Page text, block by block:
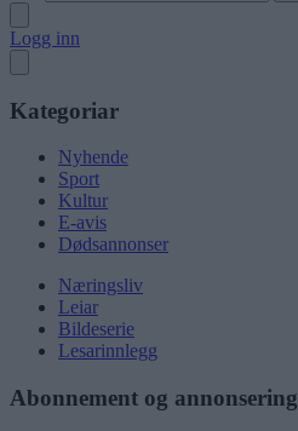
Logg inn
Kategoriar
Nyhende
Sport
Kultur
E-avis
Dødsannonser
Næringsliv
Leiar
Bildeserie
Lesarinnlegg
Abonnement og annonsering